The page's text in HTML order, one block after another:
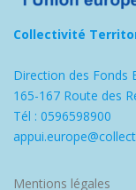
Collectivité
Direction des Fonds
165-167 Route des
Tél : 0596598900
Mentions légales